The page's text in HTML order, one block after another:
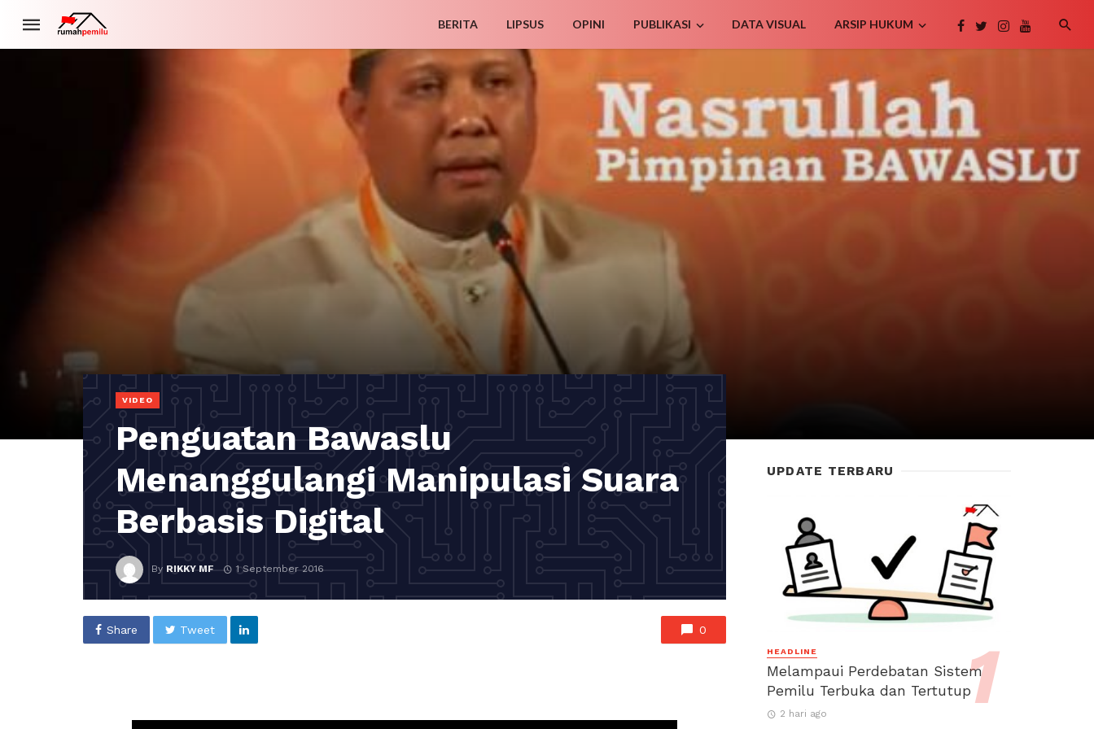
BERITA LIPSUS OPINI PUBLIKASI DATA VISUAL ARSIP HUKUM
VIDEO
Penguatan Bawaslu
Menanggulangi Manipulasi Suara
Berbasis Digital
By RIKKY MF 1 September 2016
Share Tweet 0
UPDATE TERBARU
HEADLINE
Melampaui Perdebatan Sistem
Pemilu Terbuka dan Tertutup
2 hari ago